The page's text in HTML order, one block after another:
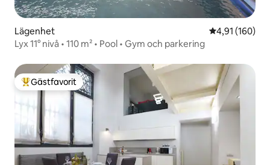
Lägenhet 4,91 av 5 i
4,91 (160)
Lyx 11° nivå • 110 m² • Pool • Gym och parkering
Populär gästfavorit
Gästfavorit